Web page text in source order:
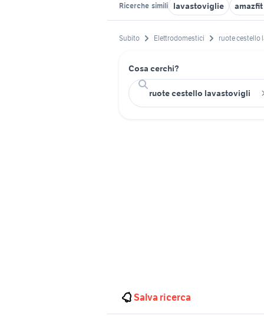
Ricerche simili lavastoviglie
Subito Elettrodomestici ruote cestello
Cosa cerchi?
Salva ricerca